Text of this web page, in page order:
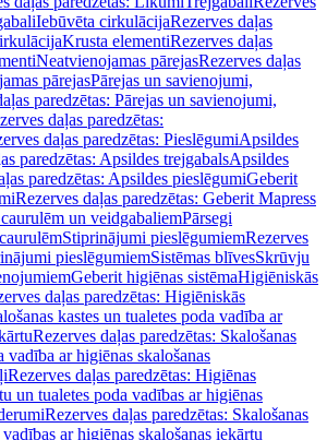
Iebūvēta cirkulācijaRezerves daļas
Krusta elementiRezerves daļas
Neatvienojamas pārejasRezerves daļas
pārejasPārejas un savienojumi,
paredzētas: Pārejas un savienojumi,
daļas paredzētas:
daļas paredzētas: PieslēgumiApsildes
paredzētas: Apsildes trejgabalsApsildes
paredzētas: Apsildes pieslēgumiGeberit
Rezerves daļas paredzētas: Geberit Mapress
un veidgabaliemPārsegi
Stiprinājumi pieslēgumiemRezerves
pieslēgumiemSistēmas blīvesSkrūvju
Geberit higiēnas sistēmaHigiēniskās
daļas paredzētas: Higiēniskās
kastes un tualetes poda vadība ar
Rezerves daļas paredzētas: Skalošanas
vadība ar higiēnas skalošanas
Rezerves daļas paredzētas: Higiēnas
un tualetes poda vadības ar higiēnas
Rezerves daļas paredzētas: Skalošanas
ar higiēnas skalošanas iekārtu